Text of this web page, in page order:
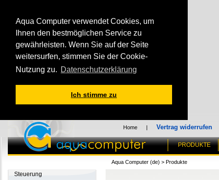
Aqua Computer verwendet Cookies, um
Ihnen den bestmöglichen Service zu
gewährleisten. Wenn Sie auf der Seite
weitersurfen, stimmen Sie der Cookie-
Nutzung zu. Datenschutzerklärung
Ich stimme zu
Home | Vertrag widerrufen
PRODUKTE
Steuerung
Aqua Computer (de) > Produkte